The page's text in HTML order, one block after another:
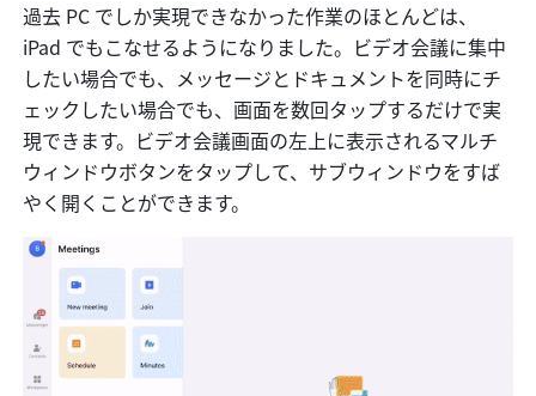
過去 PC でしか実現できなかった作業のほとんどは、
iPad でもこなせるようになりました。ビデオ会議に集中
したい場合でも、メッセージとドキュメントを同時にチ
ェックしたい場合でも、画面を数回タップするだけで実
現できます。ビデオ会議画面の左上に表示されるマルチ
ウィンドウボタンをタップして、サブウィンドウをすば
やく開くことができます。